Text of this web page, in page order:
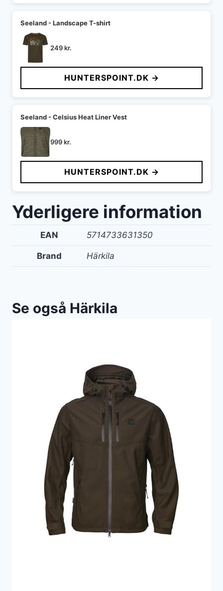
Seeland - Landscape T-shirt
249kr.
HUNTERSPOINT.DK →
Seeland - Celsius Heat Liner Vest
999kr.
HUNTERSPOINT.DK →
Yderligere information
EAN 5714733631350
Brand Härkila
Se også Härkila